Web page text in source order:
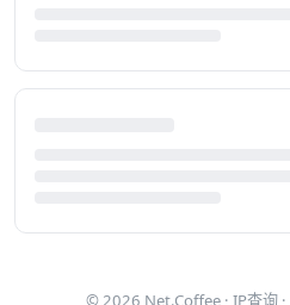
© 2026 Net.Coffee · IP查询 ·